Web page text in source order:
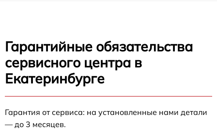
Гарантийные обязательства
сервисного центра в
Екатеринбурге
Гарантия от сервиса: на установленные нами детали
— до 3 месяцев.